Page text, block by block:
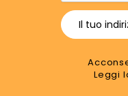
Leggi